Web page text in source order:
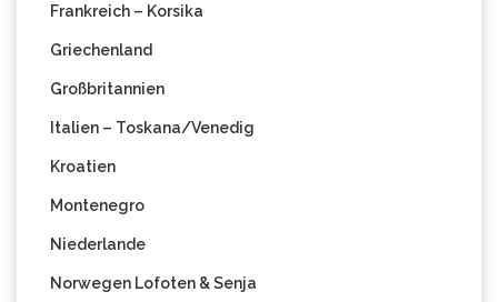
Frankreich – Korsika
Griechenland
Großbritannien
Italien – Toskana/Venedig
Kroatien
Montenegro
Niederlande
Norwegen Lofoten & Senja